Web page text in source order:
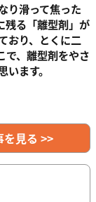
り滑って焦った
残る「離型剤」が
おり、とくに二
で、離型剤をやさ
ます。
見る >>